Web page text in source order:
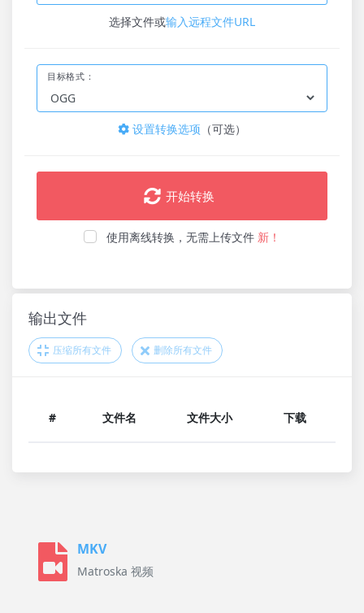
选择文件或输入远程文件URL
目标格式：
设置转换选项 （可选）
开始转换
使用离线转换，无需上传文件 新！
输出文件
压缩所有文件 删除所有文件
# 文件名 文件大小 下载
MKV
Matroska 视频